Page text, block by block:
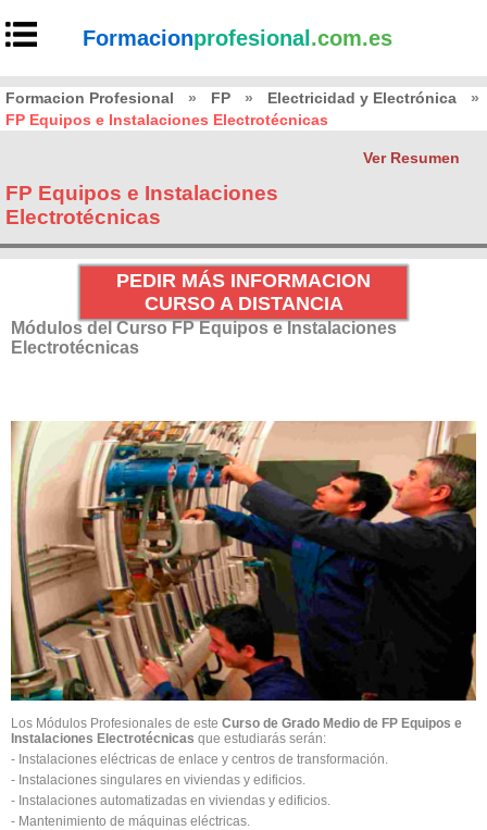
Formacionprofesional .com.es
Formacion Profesional » FP » Electricidad y Electrónica
»
FP Equipos e Instalaciones Electrotécnicas
Ver Resumen
FP Equipos e Instalaciones
Electrotécnicas
PEDIR MÁS INFORMACION
CURSO A DISTANCIA
Módulos del Curso FP Equipos e Instalaciones
Electrotécnicas
Los Módulos Profesionales de este Curso de Grado Medio de FP Equipos e
Instalaciones Electrotécnicas que estudiarás serán:
- Instalaciones eléctricas de enlace y centros de transformación.
- Instalaciones singulares en viviendas y edificios.
- Instalaciones automatizadas en viviendas y edificios.
- Mantenimiento de máquinas eléctricas.